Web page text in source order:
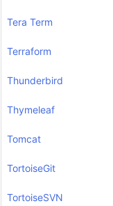
Tera Term
Terraform
Thunderbird
Thymeleaf
Tomcat
TortoiseGit
TortoiseSVN